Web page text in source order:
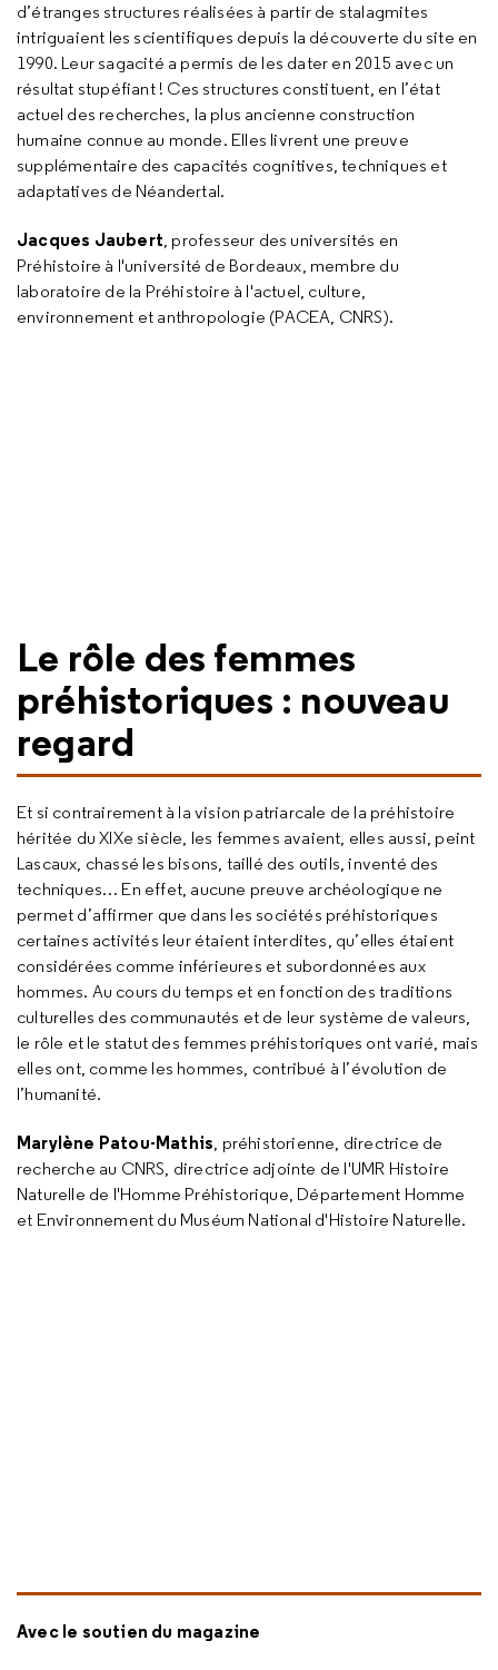
d’étranges structures réalisées à partir de stalagmites
intriguaient les scientifiques depuis la découverte du site en
1990. Leur sagacité a permis de les dater en 2015 avec un
résultat stupéfiant ! Ces structures constituent, en l’état
actuel des recherches, la plus ancienne construction
humaine connue au monde. Elles livrent une preuve
supplémentaire des capacités cognitives, techniques et
adaptatives de Néandertal.
Jacques Jaubert, professeur des universités en
Préhistoire à l'université de Bordeaux, membre du
laboratoire de la Préhistoire à l'actuel, culture,
environnement et anthropologie (PACEA, CNRS).
Le rôle des femmes
préhistoriques : nouveau
regard
Et si contrairement à la vision patriarcale de la préhistoire
héritée du XIXe siècle, les femmes avaient, elles aussi, peint
Lascaux, chassé les bisons, taillé des outils, inventé des
techniques… En effet, aucune preuve archéologique ne
permet d’affirmer que dans les sociétés préhistoriques
certaines activités leur étaient interdites, qu’elles étaient
considérées comme inférieures et subordonnées aux
hommes. Au cours du temps et en fonction des traditions
culturelles des communautés et de leur système de valeurs,
le rôle et le statut des femmes préhistoriques ont varié, mais
elles ont, comme les hommes, contribué à l’évolution de
l’humanité.
Marylène Patou-Mathis, préhistorienne, directrice de
recherche au CNRS, directrice adjointe de l'UMR Histoire
Naturelle de l'Homme Préhistorique, Département Homme
et Environnement du Muséum National d'Histoire Naturelle.
Avec le soutien du magazine